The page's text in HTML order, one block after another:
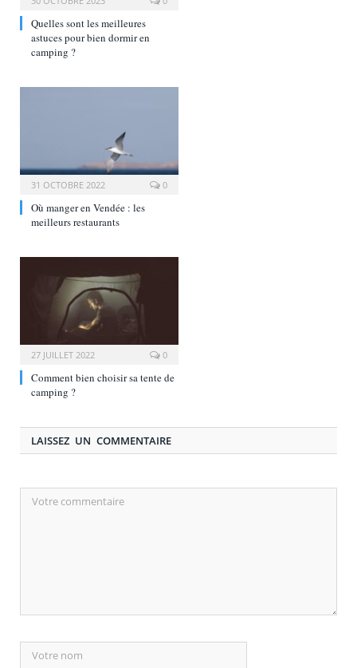
Quelles sont les meilleures
astuces pour bien dormir en
camping ?
31 OCTOBRE 2022 0
Où manger en Vendée : les
meilleurs restaurants
27 JUILLET 2022 0
Comment bien choisir sa tente de
camping ?
LAISSEZ UN COMMENTAIRE